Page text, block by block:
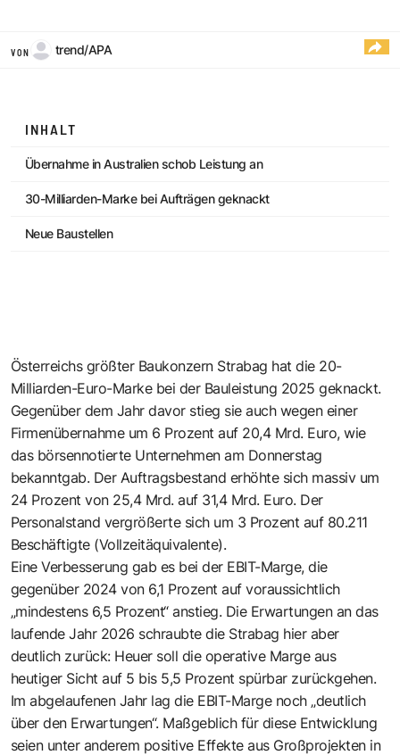
VON trend/APA
INHALT
Übernahme in Australien schob Leistung an
30-Milliarden-Marke bei Aufträgen geknackt
Neue Baustellen
Österreichs größter Baukonzern Strabag hat die 20-
Milliarden-Euro-Marke bei der Bauleistung 2025 geknackt.
Gegenüber dem Jahr davor stieg sie auch wegen einer
Firmenübernahme um 6 Prozent auf 20,4 Mrd. Euro, wie
das börsennotierte Unternehmen am Donnerstag
bekanntgab. Der Auftragsbestand erhöhte sich massiv um
24 Prozent von 25,4 Mrd. auf 31,4 Mrd. Euro. Der
Personalstand vergrößerte sich um 3 Prozent auf 80.211
Beschäftigte (Vollzeitäquivalente).
Eine Verbesserung gab es bei der EBIT-Marge, die
gegenüber 2024 von 6,1 Prozent auf voraussichtlich
„mindestens 6,5 Prozent“ anstieg. Die Erwartungen an das
laufende Jahr 2026 schraubte die Strabag hier aber
deutlich zurück: Heuer soll die operative Marge aus
heutiger Sicht auf 5 bis 5,5 Prozent spürbar zurückgehen.
Im abgelaufenen Jahr lag die EBIT-Marge noch „deutlich
über den Erwartungen“. Maßgeblich für diese Entwicklung
seien unter anderem positive Effekte aus Großprojekten in